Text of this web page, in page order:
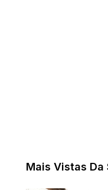
Mais Vistas Da